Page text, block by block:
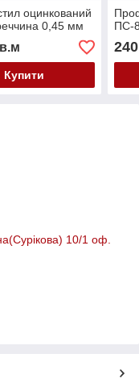
оцинкований
0,45 мм
Купити
ПС-
240
10/1 оф.